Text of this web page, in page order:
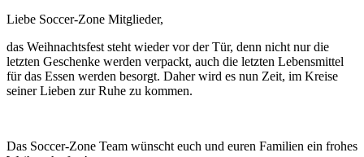
Liebe Soccer-Zone Mitglieder,
das Weihnachtsfest steht wieder vor der Tür, denn nicht nur die
letzten Geschenke werden verpackt, auch die letzten Lebensmittel
für das Essen werden besorgt. Daher wird es nun Zeit, im Kreise
seiner Lieben zur Ruhe zu kommen.
Das Soccer-Zone Team wünscht euch und euren Familien ein frohes